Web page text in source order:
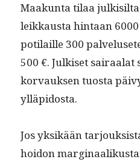
Maakun­ta tilaa
leikkaus­ta hin­taan
poti­laille 300
500 €. Julkiset
kor­vauk­sen tuos­ta
ylläpidosta.
Jos yksikään
hoidon